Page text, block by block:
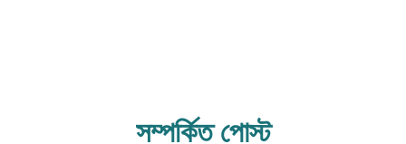
সম্পর্কিত পোস্ট